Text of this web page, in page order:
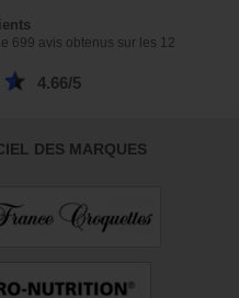
699 avis obtenus sur les 12
4.66/5
DES MARQUES